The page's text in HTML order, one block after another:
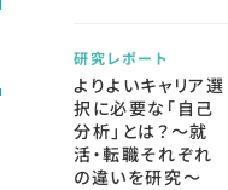
研究レポート
よりよいキャリア選
択に必要な「自己
分析」とは？～就
活・転職それぞれ
の違いを研究～